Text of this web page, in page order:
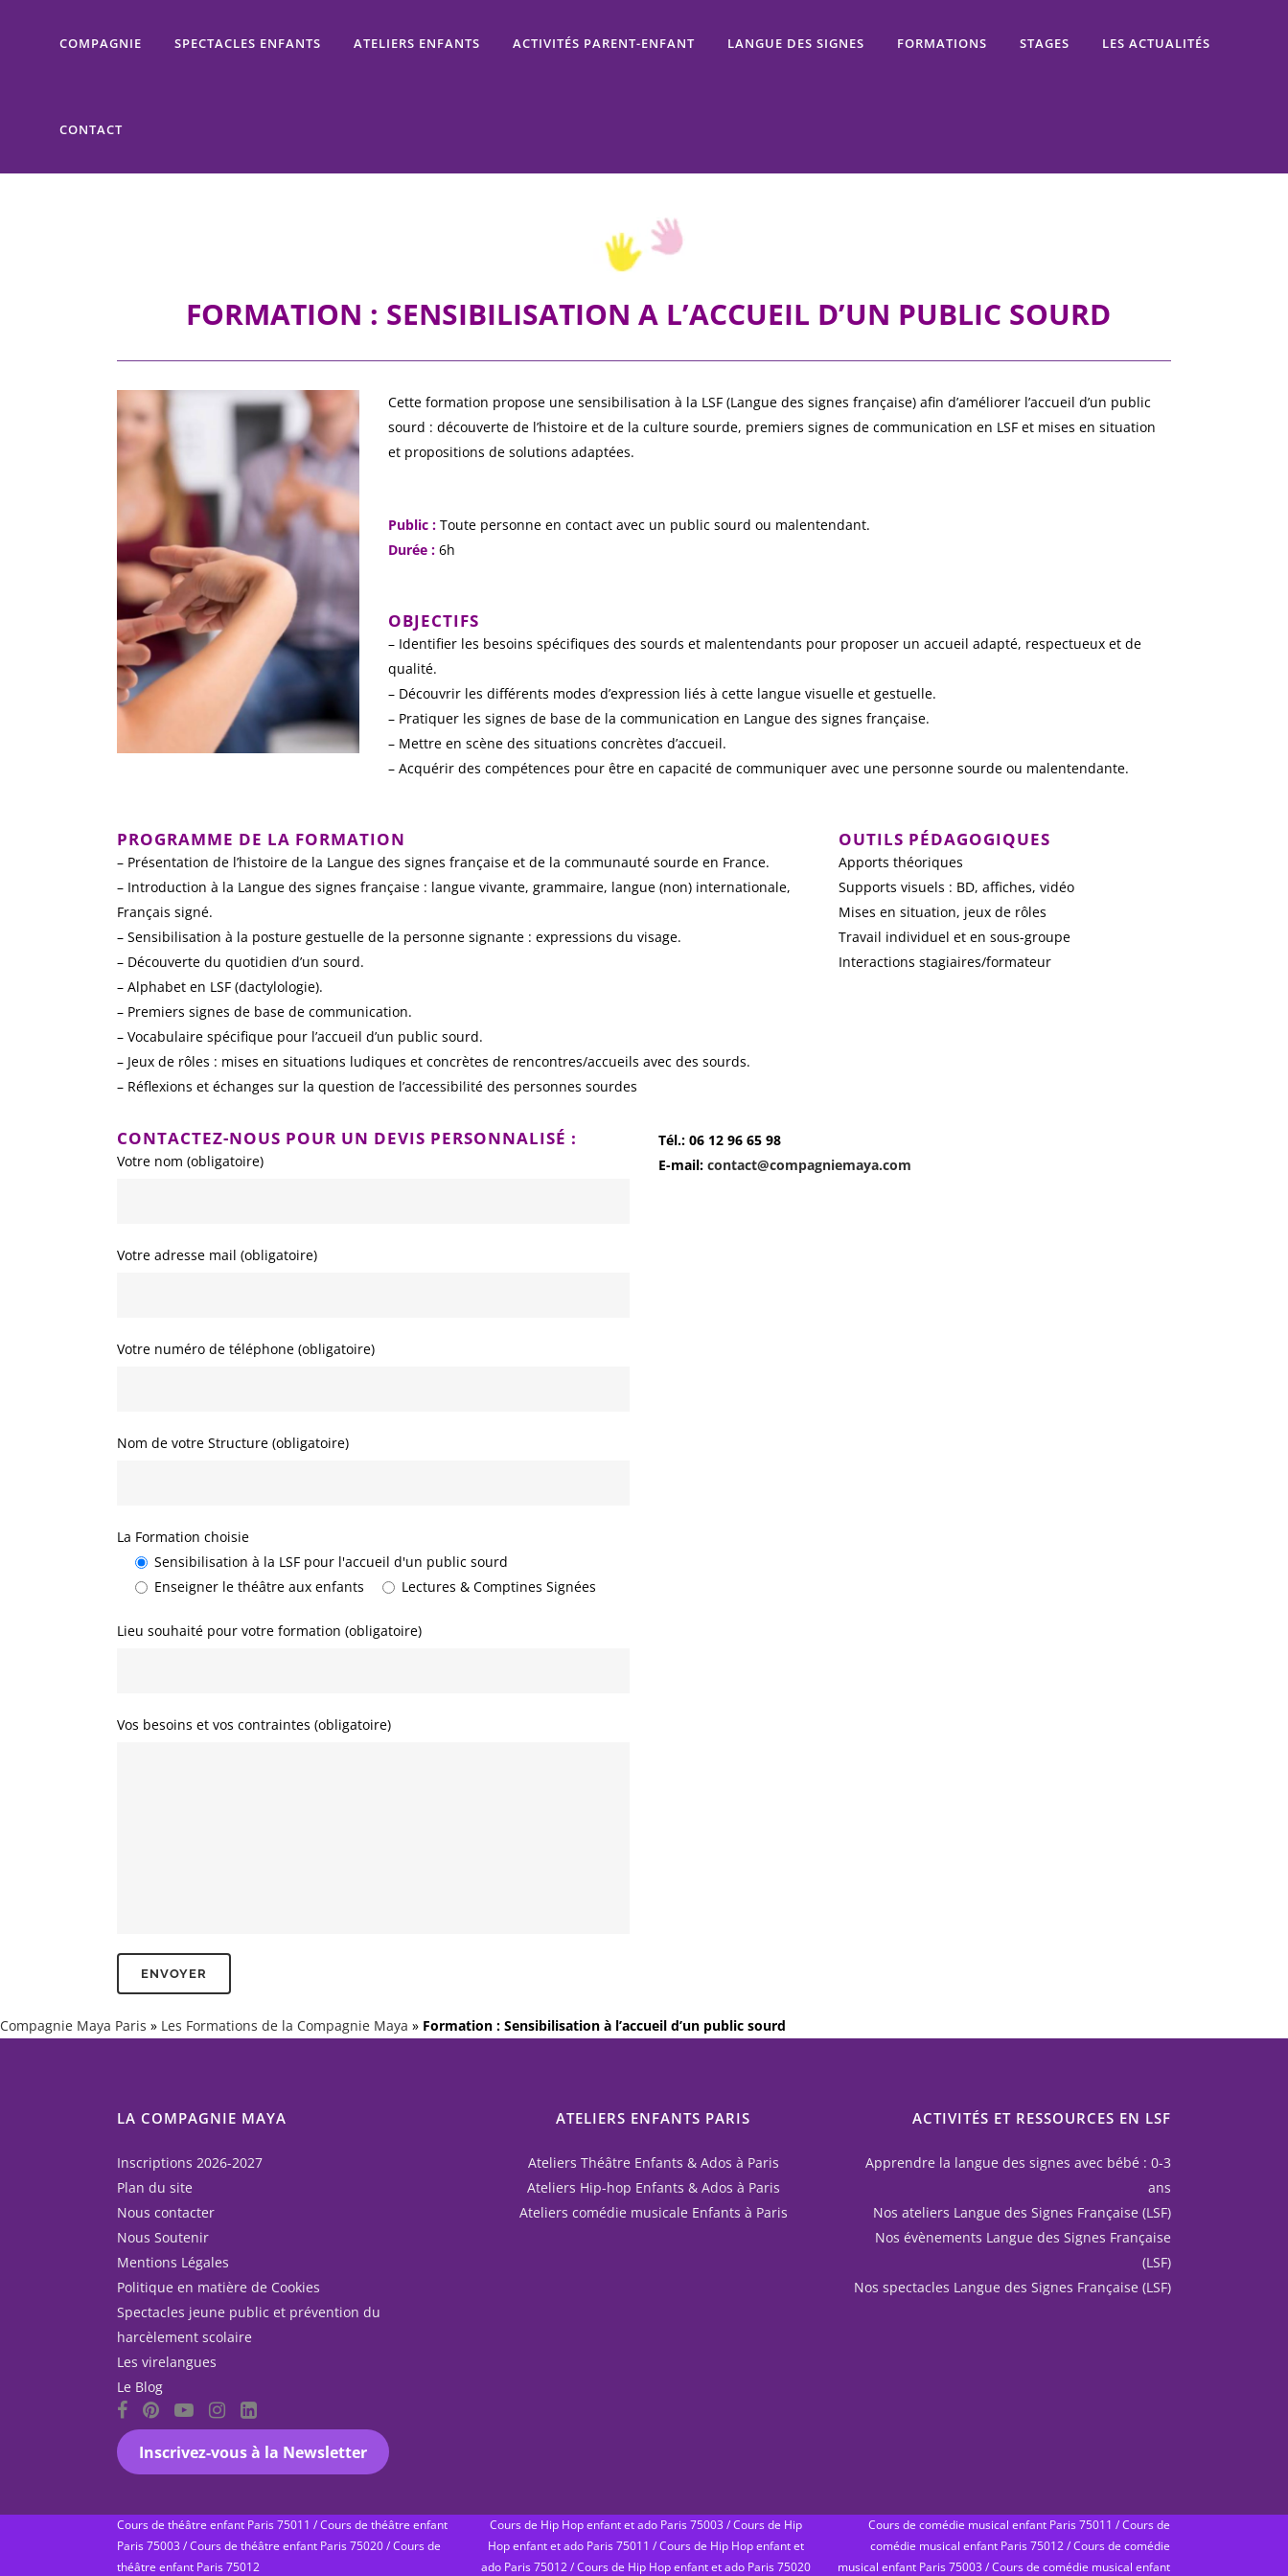
COMPAGNIE SPECTACLES ENFANTS ATELIERS ENFANTS ACTIVITÉS PARENT-ENFANT LANGUE DES SIGNES FORMATIONS STAGES LES ACTUALITÉS
CONTACT
FORMATION : SENSIBILISATION A L’ACCUEIL D’UN PUBLIC SOURD
Cette formation propose une sensibilisation à la LSF (Langue des signes française) afin d’améliorer l’accueil d’un public
sourd : découverte de l’histoire et de la culture sourde, premiers signes de communication en LSF et mises en situation
et propositions de solutions adaptées.
Public :Toute personne en contact avec un public sourd ou malentendant.
Durée :6h
OBJECTIFS
– Identifier les besoins spécifiques des sourds et malentendants pour proposer un accueil adapté, respectueux et de
qualité.
– Découvrir les différents modes d’expression liés à cette langue visuelle et gestuelle.
– Pratiquer les signes de base de la communication en Langue des signes française.
– Mettre en scène des situations concrètes d’accueil.
– Acquérir des compétences pour être en capacité de communiquer avec une personne sourde ou malentendante.
PROGRAMME DE LA FORMATION
– Présentation de l’histoire de la Langue des signes française et de la communauté sourde en France.
– Introduction à la Langue des signes française : langue vivante, grammaire, langue (non) internationale,
Français signé.
– Sensibilisation à la posture gestuelle de la personne signante : expressions du visage.
– Découverte du quotidien d’un sourd.
– Alphabet en LSF (dactylologie).
– Premiers signes de base de communication.
– Vocabulaire spécifique pour l’accueil d’un public sourd.
– Jeux de rôles : mises en situations ludiques et concrètes de rencontres/accueils avec des sourds.
– Réflexions et échanges sur la question de l’accessibilité des personnes sourdes
OUTILS PÉDAGOGIQUES
Apports théoriques
Supports visuels : BD, affiches, vidéo
Mises en situation, jeux de rôles
Travail individuel et en sous-groupe
Interactions stagiaires/formateur
CONTACTEZ-NOUS POUR UN DEVIS PERSONNALISÉ :
Votre nom (obligatoire)
Votre adresse mail (obligatoire)
Votre numéro de téléphone (obligatoire)
Nom de votre Structure (obligatoire)
La Formation choisie
Sensibilisation à la LSF pour l'accueil d'un public sourd
Enseigner le théâtre aux enfants
Lectures & Comptines Signées
Lieu souhaité pour votre formation (obligatoire)
Vos besoins et vos contraintes (obligatoire)
Tél.: 06 12 96 65 98
E-mail: contact@compagniemaya.com
Compagnie Maya Paris » Les Formations de la Compagnie Maya » Formation : Sensibilisation à l’accueil d’un public sourd
LA COMPAGNIE MAYA
Inscriptions 2026-2027
Plan du site
Nous contacter
Nous Soutenir
Mentions Légales
Politique en matière de Cookies
Spectacles jeune public et prévention du
harcèlement scolaire
Les virelangues
Le Blog
Inscrivez-vous à la Newsletter
ATELIERS ENFANTS PARIS
Ateliers Théâtre Enfants & Ados à Paris
Ateliers Hip-hop Enfants & Ados à Paris
Ateliers comédie musicale Enfants à Paris
ACTIVITÉS ET RESSOURCES EN LSF
Apprendre la langue des signes avec bébé : 0-3
ans
Nos ateliers Langue des Signes Française (LSF)
Nos évènements Langue des Signes Française
(LSF)
Nos spectacles Langue des Signes Française (LSF)
Cours de théâtre enfant Paris 75011 /Cours de théâtre enfant
Paris 75003/Cours de théâtre enfant Paris 75020/Cours de
théâtre enfant Paris 75012
Cours de Hip Hop enfant et ado Paris 75003/Cours de Hip
Hop enfant et ado Paris 75011 /Cours de Hip Hop enfant et
ado Paris 75012/Cours de Hip Hop enfant et ado Paris 75020
Cours de comédie musical enfant Paris 75011 /Cours de
comédie musical enfant Paris 75012/Cours de comédie
musical enfant Paris 75003/Cours de comédie musical enfant